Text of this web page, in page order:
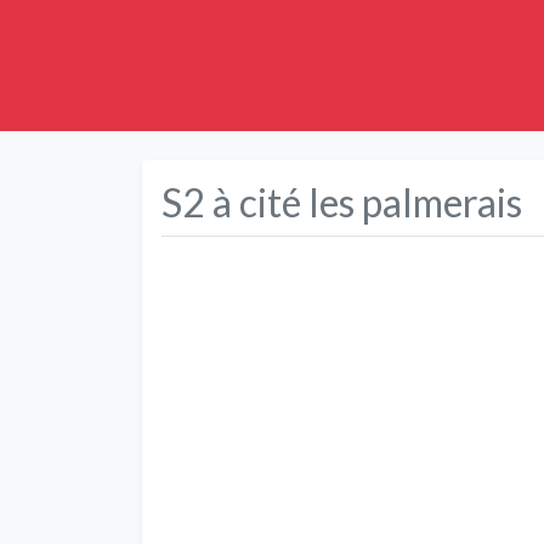
S2 à cité les palmerais